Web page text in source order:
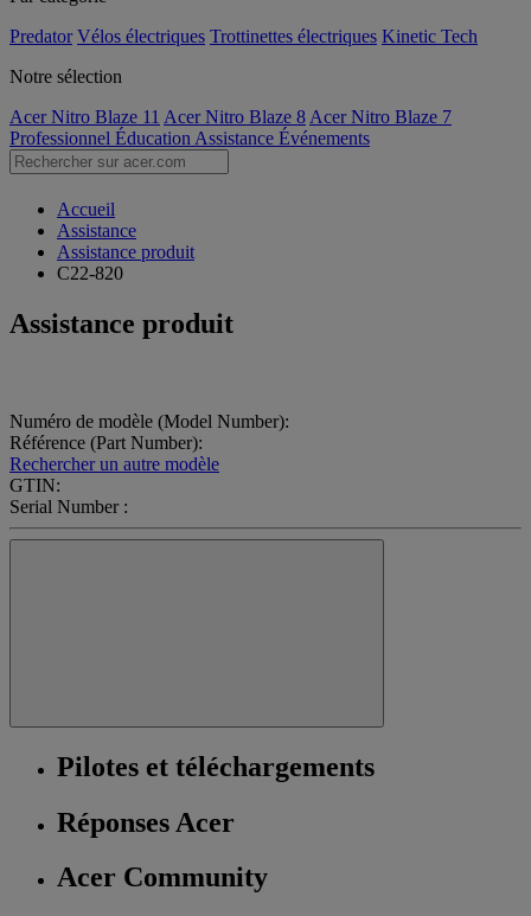
Predator Vélos électriques Trottinettes électriques Kinetic Tech
Notre sélection
Acer Nitro Blaze 11 Acer Nitro Blaze 8 Acer Nitro Blaze 7
Professionnel Éducation Assistance Événements
Accueil
Assistance
Assistance produit
C22-820
Assistance produit
Numéro de modèle (Model Number):
Référence (Part Number):
Rechercher un autre modèle
GTIN:
Serial Number :
Pilotes et téléchargements
Réponses Acer
Acer Community